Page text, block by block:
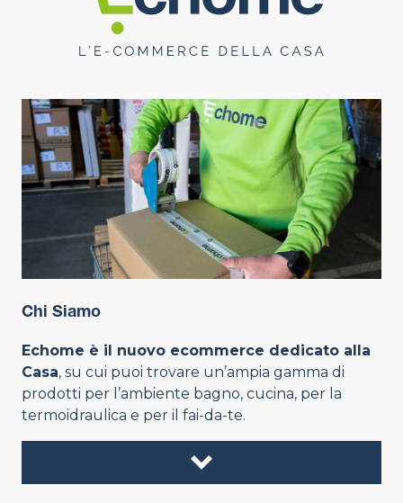
Chi Siamo
Echome è il nuovo ecommerce dedicato alla
Casa, su cui puoi trovare un’ampia gamma di
prodotti per l’ambiente bagno, cucina, per la
termoidraulica e per il fai-da-te.